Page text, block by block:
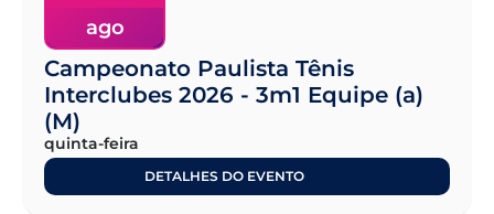
ago
Campeonato Paulista Tênis
Interclubes 2026 - 3m1 Equipe (a)
(M)
quinta-feira
DETALHES DO EVENTO